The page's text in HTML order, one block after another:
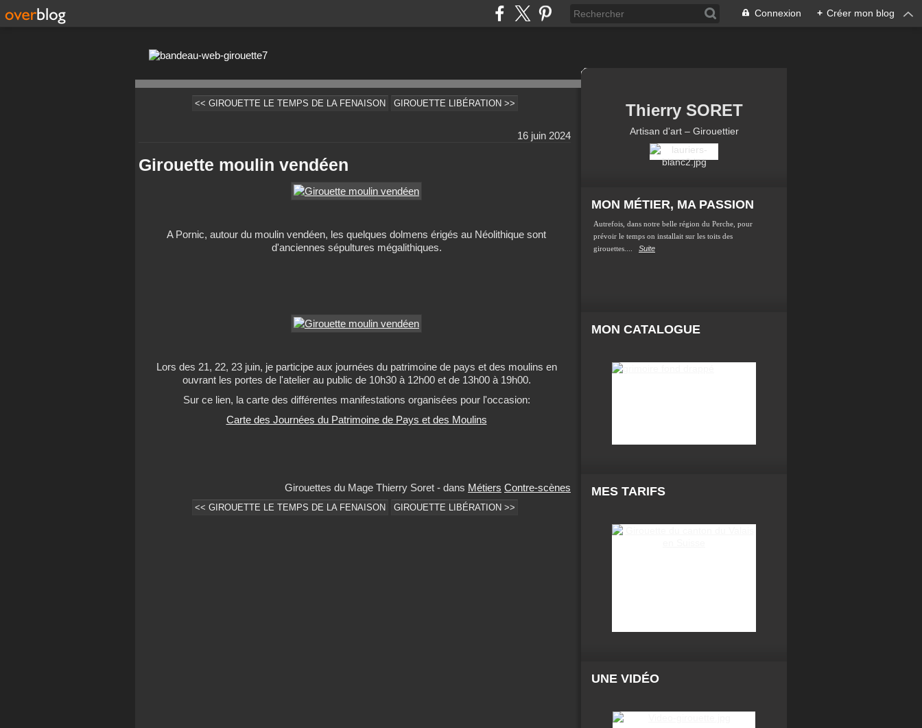
Connexion + Créer mon blog
<< GIROUETTE LE TEMPS DE LA FENAISON GIROUETTE LIBÉRATION >>
16 juin 2024
Girouette moulin vendéen
A Pornic, autour du moulin vendéen, les quelques dolmens érigés au Néolithique sont
d'anciennes sépultures mégalithiques.
Lors des 21, 22, 23 juin, je participe aux journées du patrimoine de pays et des moulins en
ouvrant les portes de l'atelier au public de 10h30 à 12h00 et de 13h00 à 19h00.
Sur ce lien, la carte des différentes manifestations organisées pour l'occasion:
Carte des Journées du Patrimoine de Pays et des Moulins
Girouettes du Mage Thierry Soret - dans Métiers Contre-scènes
<< GIROUETTE LE TEMPS DE LA FENAISON GIROUETTE LIBÉRATION >>
Thierry SORET
Artisan d'art – Girouettier
MON MÉTIER, MA PASSION
Autrefois, dans notre belle région du Perche, pour
prévoir le temps on installait sur les toits des
girouettes....
Suite
MON CATALOGUE
MES TARIFS
UNE VIDÉO